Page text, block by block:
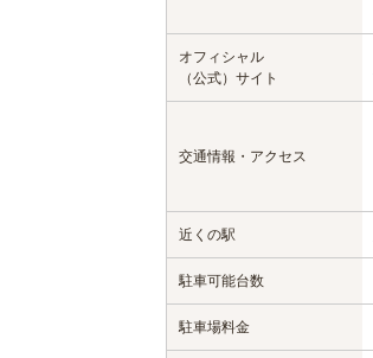
オフィシャル
（公式）サイト
交通情報・アクセス
近くの駅
駐車可能台数
駐車場料金